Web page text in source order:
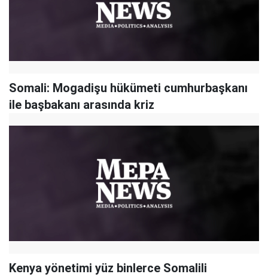
Somali: Mogadişu hükümeti cumhurbaşkanı
ile başbakanı arasında kriz
Kenya yönetimi yüz binlerce Somalili